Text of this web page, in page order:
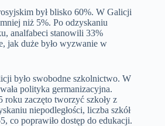
był blisko 60%. W Galicji
niż 5%. Po odzyskaniu
analfabeci stanowili 33%
jak duże było wyzwanie w
było swobodne szkolnictwo. W
polityka germanizacyjna.
zaczęto tworzyć szkoły z
niepodległości, liczba szkół
co poprawiło dostęp do edukacji.